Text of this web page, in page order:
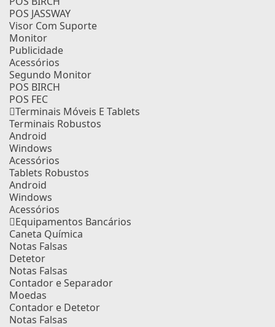
POS JASSWAY
Visor Com Suporte
Monitor
Publicidade
Acessórios
Segundo Monitor
POS BIRCH
POS FEC
Terminais Móveis E Tablets
Terminais Robustos
Android
Windows
Acessórios
Tablets Robustos
Android
Windows
Acessórios
Equipamentos Bancários
Caneta Química
Notas Falsas
Detetor
Notas Falsas
Contador e Separador
Moedas
Contador e Detetor
Notas Falsas